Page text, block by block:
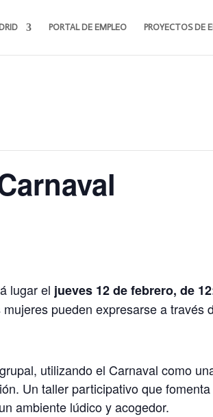
PORTAL DE EMPLEO PROYECTOS DE
lugar el jueves 12 de febrero, de
pueden expresarse a través
utilizando el Carnaval como
Un taller participativo que
ambiente lúdico y acogedor.